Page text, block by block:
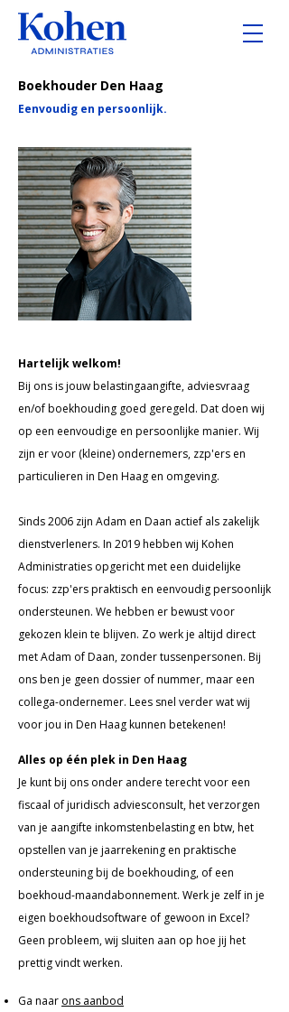
Boekhouder Den Haag
Eenvoudig en persoonlijk.
Hartelijk welkom!
Bij ons is jouw belastingaangifte, adviesvraag
en/of boekhouding goed geregeld. Dat doen wij
op een eenvoudige en persoonlijke manier. Wij
zijn er voor (kleine) ondernemers, zzp'ers en
particulieren in Den Haag en omgeving.
Sinds 2006 zijn Adam en Daan actief als zakelijk
dienstverleners. In 2019 hebben wij Kohen
Administraties opgericht met een duidelijke
focus: zzp'ers praktisch en eenvoudig persoonlijk
ondersteunen. We hebben er bewust voor
gekozen klein te blijven. Zo werk je altijd direct
met Adam of Daan, zonder tussenpersonen. Bij
ons ben je geen dossier of nummer, maar een
collega-ondernemer. Lees snel verder wat wij
voor jou in Den Haag kunnen betekenen!
Alles op één plek in Den Haag
Je kunt bij ons onder andere terecht voor een
fiscaal of juridisch adviesconsult, het verzorgen
van je aangifte inkomstenbelasting en btw, het
opstellen van je jaarrekening en praktische
ondersteuning bij de boekhouding, of een
boekhoud-maandabonnement. Werk je zelf in je
eigen boekhoudsoftware of gewoon in Excel?
Geen probleem, wij sluiten aan op hoe jij het
prettig vindt werken.
Ga naar ons aanbod